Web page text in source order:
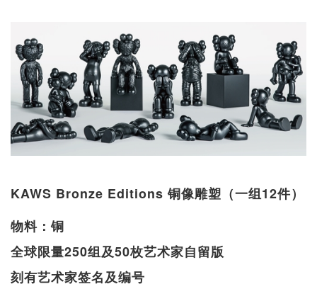
KAWS Bronze Editions 铜像雕塑（一组12件）
物料：铜
全球限量250组及50枚艺术家自留版
刻有艺术家签名及编号